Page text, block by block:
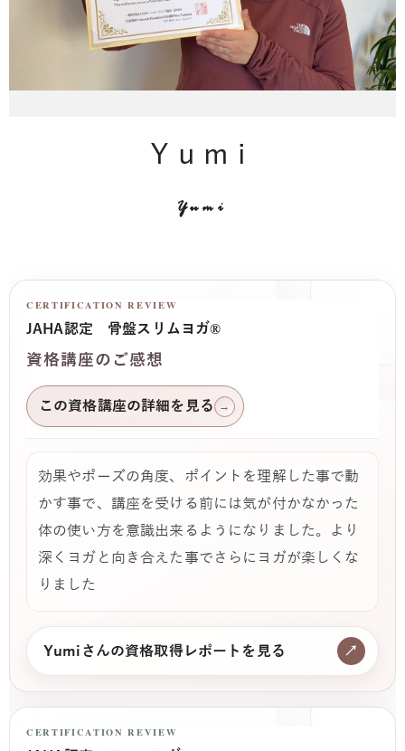
Yumi
Yumi
CERTIFICATION REVIEW
JAHA認定 骨盤スリムヨガ®
資格講座のご感想
この資格講座の詳細を見る →
効果やポーズの角度、ポイントを理解した事で動
かす事で、講座を受ける前には気が付かなかった
体の使い方を意識出来るようになりました。より
深くヨガと向き合えた事でさらにヨガが楽しくな
りました
Yumiさんの資格取得レポートを見る ↗
CERTIFICATION REVIEW